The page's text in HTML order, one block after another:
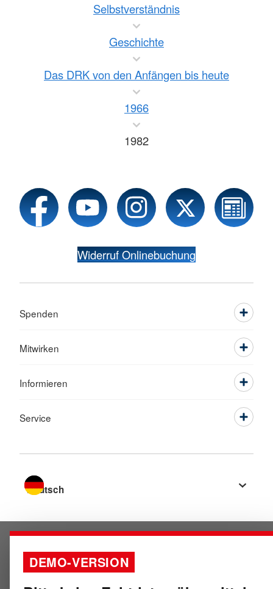
Selbstverständnis
Geschichte
Das DRK von den Anfängen bis heute
1966
1982
Widerruf Onlinebuchung
Spenden
Mitwirken
Informieren
Service
Sprache wechseln zu
DEMO-VERSION